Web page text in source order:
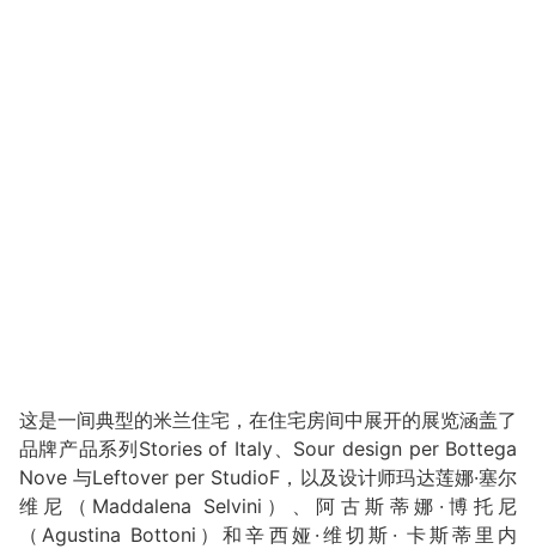
这是一间典型的米兰住宅，在住宅房间中展开的展览涵盖了
品牌产品系列Stories of Italy、Sour design per Bottega
Nove 与Leftover per StudioF，以及设计师玛达莲娜·塞尔
维尼（Maddalena Selvini）、阿古斯蒂娜·博托尼
（Agustina Bottoni）和辛西娅·维切斯· 卡斯蒂里内